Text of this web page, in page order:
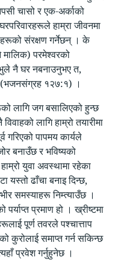
चासो र एक-अर्काको
हाम्रा जीवनमा
संरक्षण गर्नेछन् । के
परमेश्वरको
नै घर नबनाउनुभए त,
(भजनसंग्रह १२७:१) ।
लागि जग बसालिएको हुन्छ
लागि हाम्रो तयारीमा
गरिएको पापमय कार्यले
बनाउँछ र भविष्यको
युवा अवस्थामा रहेका
यस्तो ढाँचा बनाइ दिन्छ,
समस्याहरू निम्त्याउँछ ।
प्रमाण हो । ख्रीष्टमा
पूर्ण तवरले पश्चात्ताप
कुरोलाई समाप्त गर्न सकिन्छ
प्रवेश गर्नुहुनेछ ।